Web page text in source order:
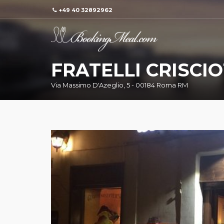
+49 40 32892962
FRATELLI
Via Massimo D'Azeglio, 5 - 00184 Roma RM